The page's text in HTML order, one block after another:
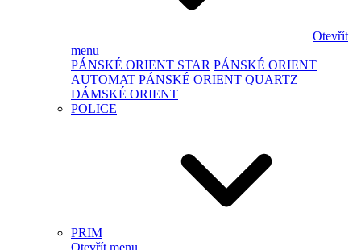
Otevřít
menu
PÁNSKÉ ORIENT STAR PÁNSKÉ ORIENT
AUTOMAT PÁNSKÉ ORIENT QUARTZ
DÁMSKÉ ORIENT
POLICE
PRIM
Otevřít menu